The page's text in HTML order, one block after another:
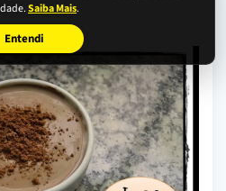
Saiba Mais.
Entendi